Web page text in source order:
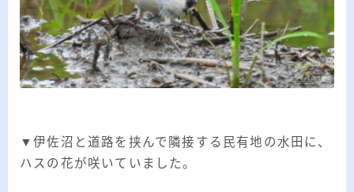
▼伊佐沼と道路を挟んで隣接する民有地の水田に、
ハスの花が咲いていました。